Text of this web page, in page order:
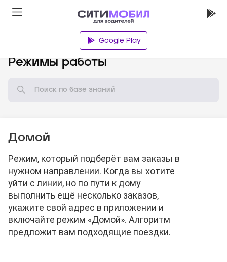
Google Play
Режимы работы
Домой
Режим, который подберёт вам заказы в
нужном направлении. Когда вы хотите
уйти с линии, но по пути к дому
выполнить ещё несколько заказов,
укажите свой адрес в приложении и
включайте режим «Домой». Алгоритм
предложит вам подходящие поездки.